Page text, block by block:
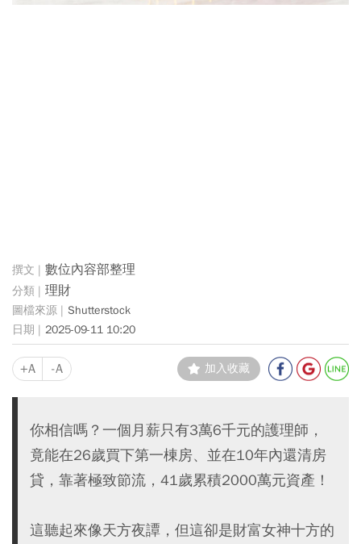
數位內容部整理
理財
Shutterstock
2025-09-11 10:20
+A -A 加入收藏
你相信嗎？一個月薪只有3萬6千元的護理師，
竟能在26歲買下第一棟房、並在10年內還清房
貸，靠著極致節流，41歲累積2000萬元資產！
這聽起來像天方夜譚，但這卻是財富女神十方的